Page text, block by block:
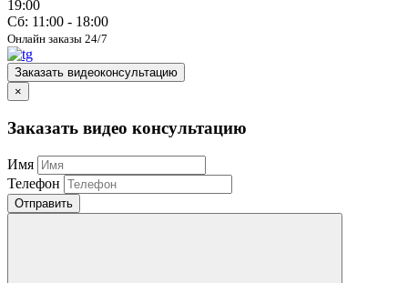
19:00
Сб: 11:00 - 18:00
Онлайн заказы 24/7
Заказать видеоконсультацию
×
Заказать видео консультацию
Имя
Телефон
Отправить